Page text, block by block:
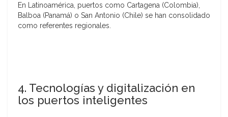
En Latinoamérica, puertos como Cartagena (Colombia),
Balboa (Panamá) o San Antonio (Chile) se han consolidado
como referentes regionales.
4. Tecnologías y digitalización en
los puertos inteligentes